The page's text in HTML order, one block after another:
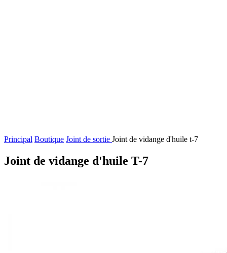
Principal Boutique Joint de sortie Joint de vidange d'huile t-7
Joint de vidange d'huile T-7